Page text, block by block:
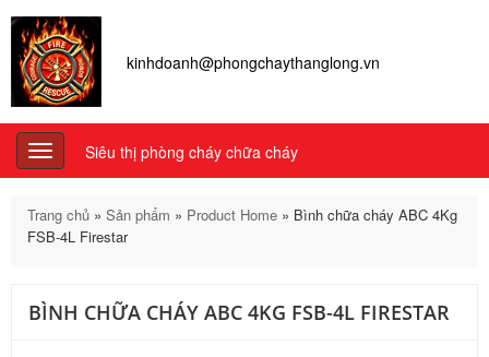
kinhdoanh@phongchaythanglong.vn
Toggle
navigation
Siêu thị phòng cháy chữa cháy
Trang chủ » Sản phẩm » Product Home » Bình chữa cháy ABC 4Kg
FSB-4L Firestar
BÌNH CHỮA CHÁY ABC 4KG FSB-4L FIRESTAR